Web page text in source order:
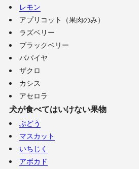
レモン
アプリコット（果肉のみ）
ラズベリー
ブラックベリー
パパイヤ
ザクロ
カシス
アセロラ
犬が食べてはいけない果物
ぶどう
マスカット
いちじく
アボカド